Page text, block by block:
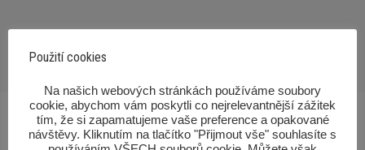
Použití cookies
‎Na našich webových stránkách používáme soubory
cookie, abychom vám poskytli co nejrelevantnější zážitek
tím, že si zapamatujeme vaše preference a opakované
návštěvy. Kliknutím na tlačítko "Přijmout vše" souhlasíte s